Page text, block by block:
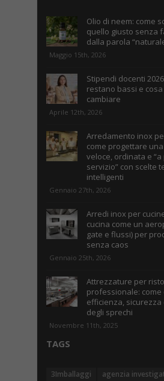
Olio di neem: come
quello giusto senza
dalla parola
Maggio 15th, 2026
Stipendi docenti
restano bassi e
cambiare
Aprile 12th, 2026
Arredamento inox
come progettare
veloce, ordinata e
servizio” con scelte
intelligenti
Gennaio 27th, 2026
Arredi inox per
cucina come un
gate e flussi) per
senza caos
Gennaio 25th, 2026
Attrezzature per
professionale: come
efficienza,
degli sprechi
Novembre 11th, 2025
TAGS
3Imballaggi
agenzia